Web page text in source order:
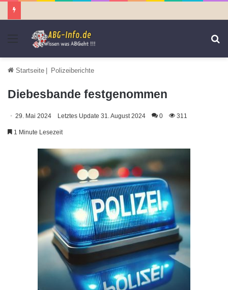
Menü
Startseite | Polizeiberichte
Diebesbande festgenommen
29. Mai 2024 Letztes Update 31. August 2024 0 311
1 Minute Lesezeit